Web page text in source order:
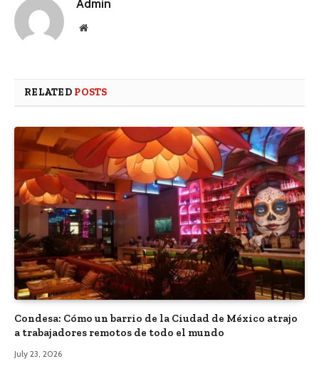
Admin
Website
RELATED POSTS
Condesa: Cómo un barrio de la Ciudad de México atrajo
a trabajadores remotos de todo el mundo
July 23, 2026